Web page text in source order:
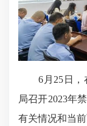
6月25日，在
局召开2023年
有关情况和当